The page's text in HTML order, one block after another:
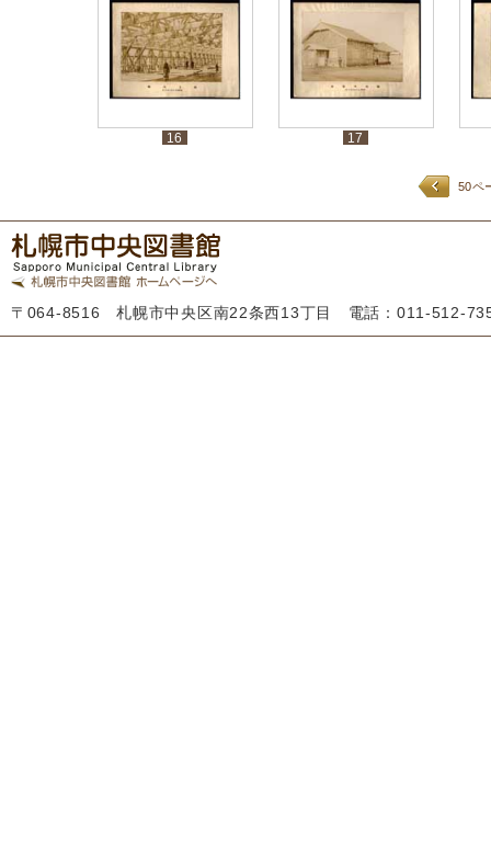
16 17
50ペ
〒064-8516 札幌市中央区南22条西13丁目 電話：011-512-